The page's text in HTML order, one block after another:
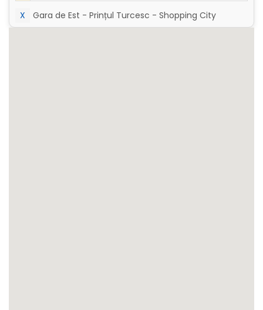
X Gara de Est - Prințul Turcesc - Shopping City